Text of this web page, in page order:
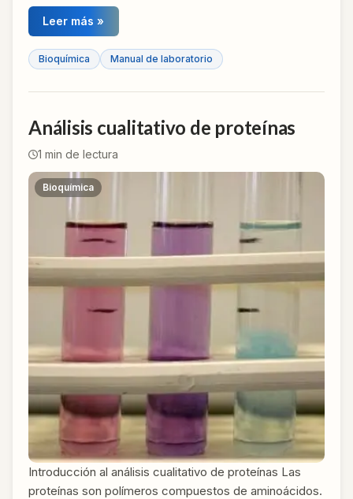
Leer más »
Bioquímica Manual de laboratorio
Análisis cualitativo de proteínas
1 min de lectura
Bioquímica
Introducción al análisis cualitativo de proteínas Las
proteínas son polímeros compuestos de aminoácidos.